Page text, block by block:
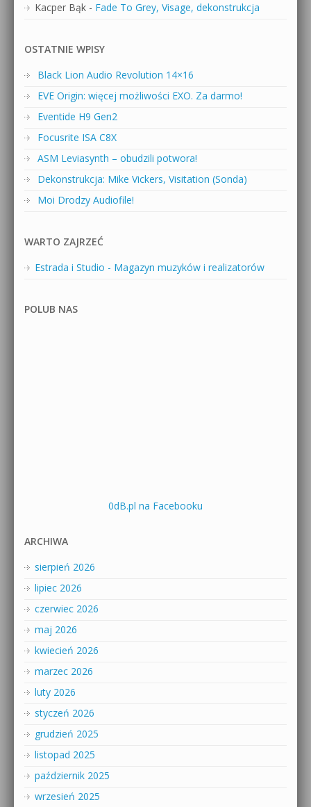
Kacper Bąk - Fade To Grey, Visage, dekonstrukcja
OSTATNIE WPISY
Black Lion Audio Revolution 14×16
EVE Origin: więcej możliwości EXO. Za darmo!
Eventide H9 Gen2
Focusrite ISA C8X
ASM Leviasynth – obudzili potwora!
Dekonstrukcja: Mike Vickers, Visitation (Sonda)
Moi Drodzy Audiofile!
WARTO ZAJRZEĆ
Estrada i Studio - Magazyn muzyków i realizatorów
POLUB NAS
0dB.pl na Facebooku
ARCHIWA
sierpień 2026
lipiec 2026
czerwiec 2026
maj 2026
kwiecień 2026
marzec 2026
luty 2026
styczeń 2026
grudzień 2025
listopad 2025
październik 2025
wrzesień 2025